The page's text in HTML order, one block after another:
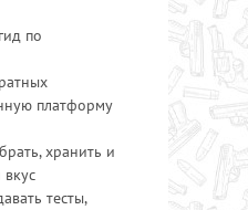
по
платформу
хранить и
тесты,